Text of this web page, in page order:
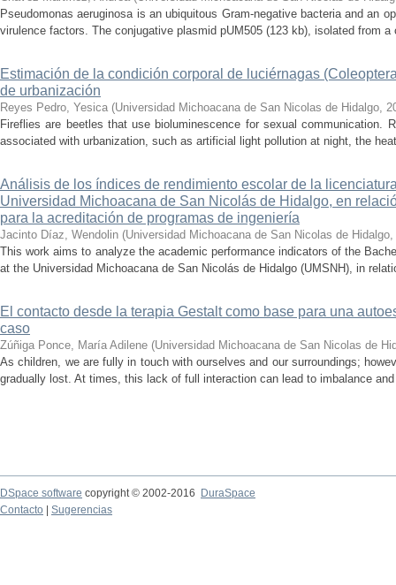
Pseudomonas aeruginosa is an ubiquitous Gram-negative bacteria and an
virulence factors. The conjugative plasmid pUM505 (123 kb), isolated from
Estimación de la condición corporal de luciérnagas
de urbanización
Reyes Pedro, Yesica (Universidad Michoacana de San Nicolas de Hidalgo,
Fireflies are beetles that use bioluminescence for sexual communication.
associated with urbanization, such as artificial light pollution at night, the
Análisis de los índices de rendimiento escolar de la
Universidad Michoacana de San Nicolás de Hidalgo, en
para la acreditación de programas de ingeniería
Jacinto Díaz, Wendolin (Universidad Michoacana de San Nicolas de Hidalgo,
This work aims to analyze the academic performance indicators of the
at the Universidad Michoacana de San Nicolás de Hidalgo (UMSNH), in
El contacto desde la terapia Gestalt como base para una
caso
Zúñiga Ponce, María Adilene (Universidad Michoacana de San Nicolas de
As children, we are fully in touch with ourselves and our surroundings;
gradually lost. At times, this lack of full interaction can lead to imbalance
DSpace software copyright © 2002-2016
DuraSpace
Contacto
Sugerencias